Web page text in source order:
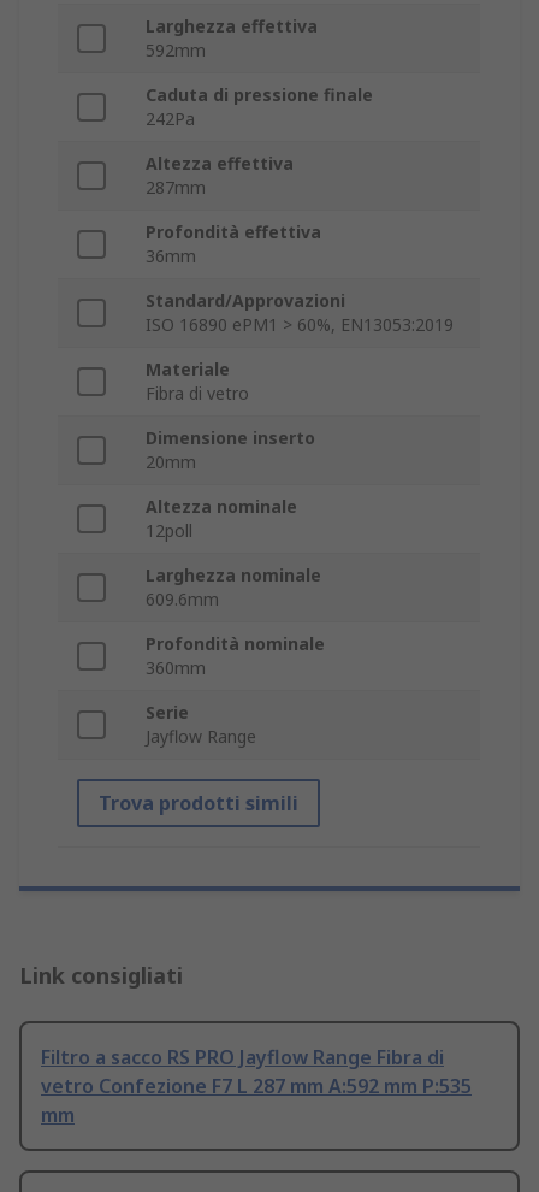
Larghezza effettiva
592mm
Caduta di pressione finale
242Pa
Altezza effettiva
287mm
Profondità effettiva
36mm
Standard/Approvazioni
ISO 16890 ePM1 > 60%, EN13053:2019
Materiale
Fibra di vetro
Dimensione inserto
20mm
Altezza nominale
12poll
Larghezza nominale
609.6mm
Profondità nominale
360mm
Serie
Jayflow Range
Trova prodotti simili
Link consigliati
Filtro a sacco RS PRO Jayflow Range Fibra di
vetro Confezione F7 L 287 mm A:592 mm P:535
mm